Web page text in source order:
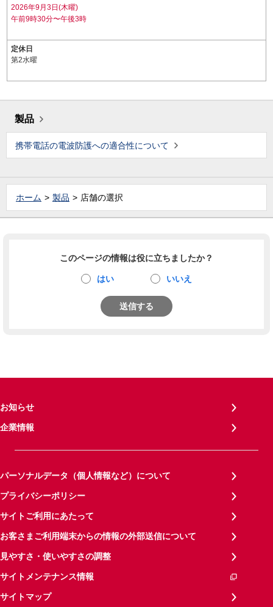
2026年9月3日(木曜)
午前9時30分〜午後3時
定休日
第2水曜
製品
携帯電話の電波防護への適合性について
ホーム 製品 店舗の選択
このページの情報は役に立ちましたか？
はい いいえ
送信する
お知らせ
企業情報
パーソナルデータ（個人情報など）について
プライバシーポリシー
サイトご利用にあたって
お客さまご利用端末からの情報の外部送信について
見やすさ・使いやすさの調整
サイトメンテナンス情報
サイトマップ